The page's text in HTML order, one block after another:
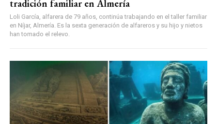
tradición familiar en Almería
Loli García, alfarera de 79 años, continúa trabajando en el taller familiar
en Níjar, Almería. Es la sexta generación de alfareros y su hijo y nietos
han tomado el relevo.